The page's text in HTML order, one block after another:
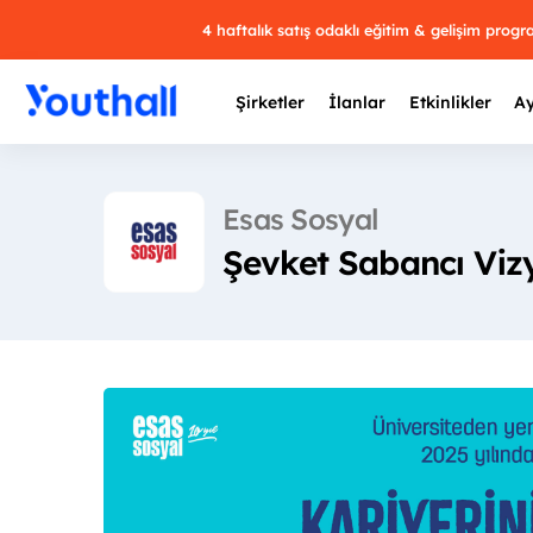
4 haftalık satış odaklı eğitim & gelişim
Şirketler İlanlar Etkinlikler
Esas Sosyal
Şevket Sabancı